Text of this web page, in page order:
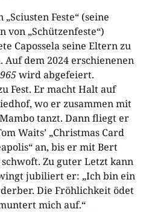
Feste“ (seine
„Schützenfeste“)
Capossela seine Eltern zu
Auf dem 2024 erschienenen
wird abgefeiert.
Fest. Er macht Halt auf
wo er zusammen mit
tanzt. Dann fliegt er
Waits’ „Christmas Card
an, bis er mit Bert
Zu guter Letzt kann
jubiliert er: „Ich bin ein
Die Fröhlichkeit ödet
mich auf.“